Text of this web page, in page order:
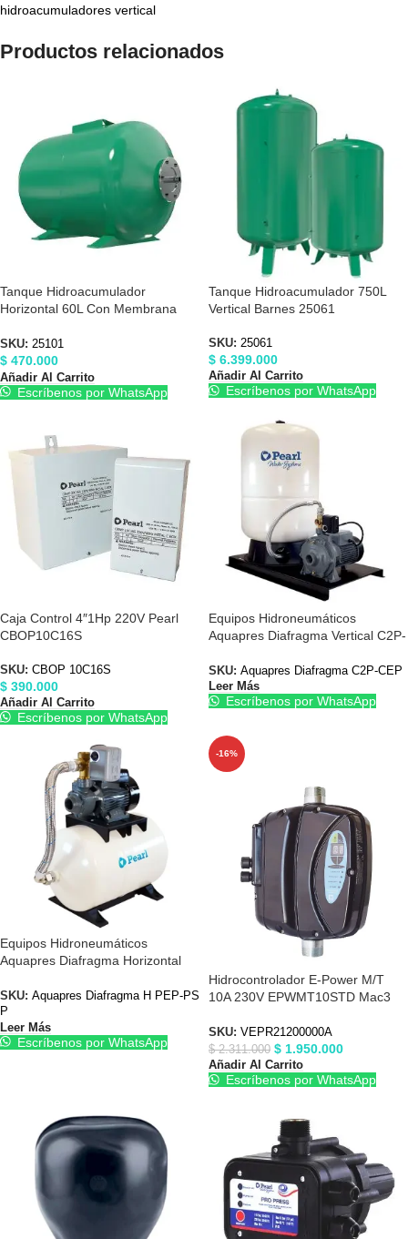
hidroacumuladores vertical
Productos relacionados
Tanque Hidroacumulador
Horizontal 60L Con Membrana
SKU: 25101
$ 470.000
Añadir Al Carrito
Escríbenos por WhatsApp
Tanque Hidroacumulador 750L
Vertical Barnes 25061
SKU: 25061
$ 6.399.000
Añadir Al Carrito
Escríbenos por WhatsApp
Caja Control 4″1Hp 220V Pearl
CBOP10C16S
SKU: CBOP 10C16S
$ 390.000
Añadir Al Carrito
Escríbenos por WhatsApp
Equipos Hidroneumáticos
Aquapres Diafragma Vertical C2P-
SKU: Aquapres Diafragma C2P-CEP
Leer Más
Escríbenos por WhatsApp
Equipos Hidroneumáticos
Aquapres Diafragma Horizontal
SKU: Aquapres Diafragma H PEP-PS
P
Leer Más
Escríbenos por WhatsApp
-16%
Hidrocontrolador E-Power M/T
10A 230V EPWMT10STD Mac3
SKU: VEPR21200000A
$2.311.000 $ 1.950.000
Añadir Al Carrito
Escríbenos por WhatsApp